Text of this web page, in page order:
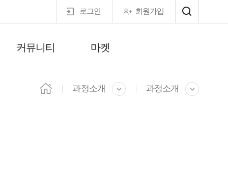
로그인 회원가입
커뮤니티 마켓
과정소개 과정소개